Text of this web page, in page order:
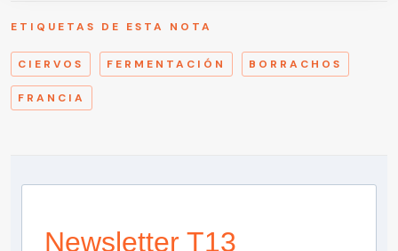
ETIQUETAS DE ESTA NOTA
CIERVOS FERMENTACIÓN BORRACHOS
FRANCIA
Newsletter T13